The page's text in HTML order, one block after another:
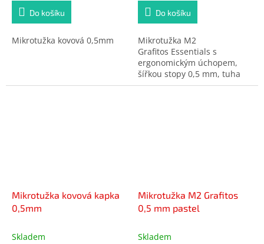
Do košíku
Mikrotužka kovová 0,5mm
Do košíku
Mikrotužka M2
Grafitos Essentials s
ergonomickým úchopem,
šířkou stopy 0,5 mm, tuha
2=HB a pogumovaným
Mikrotužka kovová kapka
0,5mm
Skladem
Mikrotužka M2 Grafitos
0,5 mm pastel
Skladem